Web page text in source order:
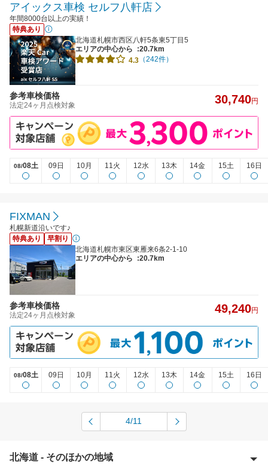
アイックス車検 セルフ八軒店
年間8000台以上の実績！
特典あり
北海道札幌市西区八軒5条東5丁目5
エリアの中心から
:20.7km
4.3 （242件）
参考車検価格
法定24ヶ月点検対象 30,740円
08/08土 09日 10月 11火 12水 13木 14金 15土 16日
FIXMAN
札幌新道沿いです♪
特典あり
早割り
北海道札幌市東区東雁来6条2-1-10
エリアの中心から
:20.7km
参考車検価格
法定24ヶ月点検対象 49,240円
08/08土 09日 10月 11火 12水 13木 14金 15土 16日
4/11
北海道 - そのほかの地域